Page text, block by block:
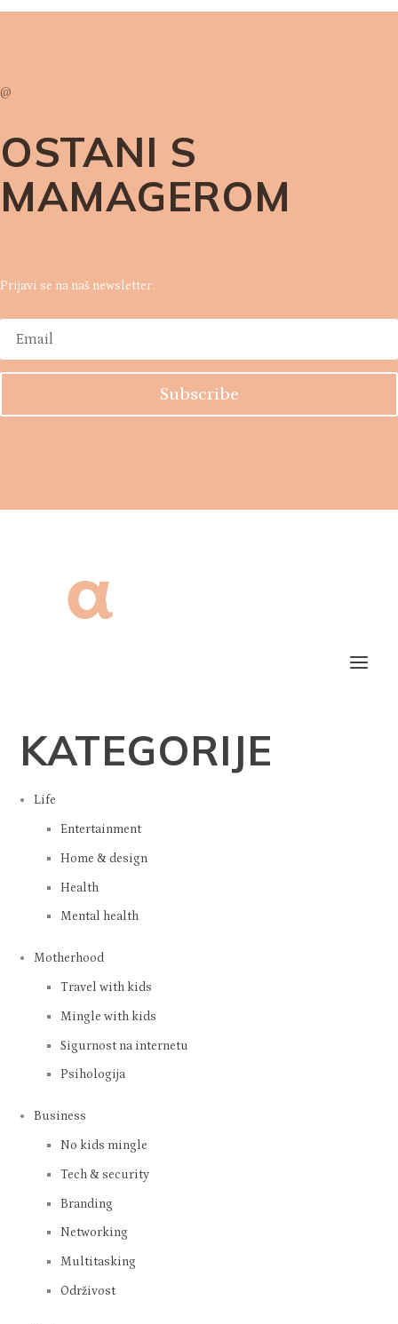
@
OSTANI S
MAMAGEROM
Prijavi se na naš newsletter.
Subscribe
KATEGORIJE
Life
Entertainment
Home & design
Health
Mental health
Motherhood
Travel with kids
Mingle with kids
Sigurnost na internetu
Psihologija
Business
No kids mingle
Tech & security
Branding
Networking
Multitasking
Održivost